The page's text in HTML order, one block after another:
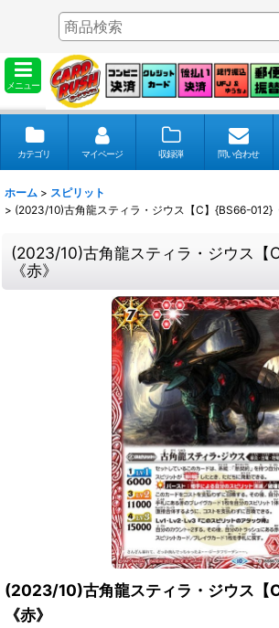
メニュー
カテゴリ マイページ 収録弾 問い合わせ
ホーム > スピリット
> (2023/10)古角龍スティラ・ジウス【C】{BS66-012}
(2023/10)古角龍スティラ・ジウス【
《赤》
(2023/10)古角龍スティラ・ジウス
《赤》